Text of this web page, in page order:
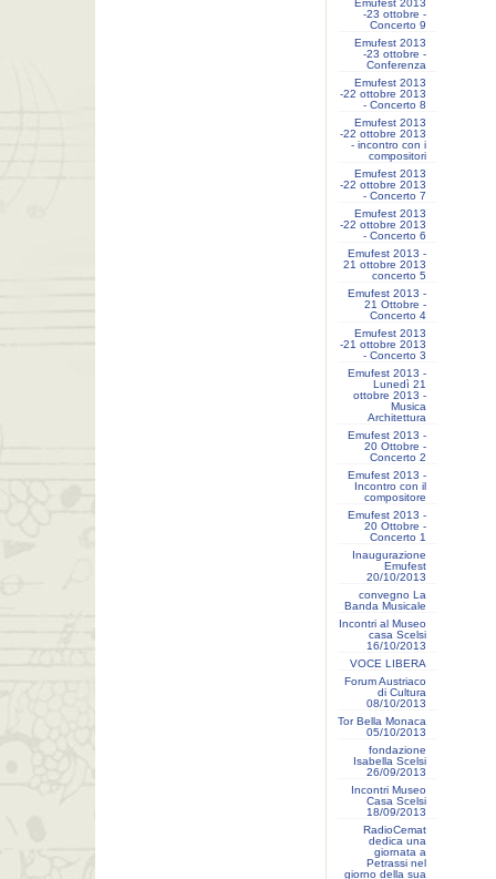
Emufest 2013
-23 ottobre -
Concerto 9
Emufest 2013
-23 ottobre -
Conferenza
Emufest 2013
-22 ottobre 2013
- Concerto 8
Emufest 2013
-22 ottobre 2013
- incontro con i
compositori
Emufest 2013
-22 ottobre 2013
- Concerto 7
Emufest 2013
-22 ottobre 2013
- Concerto 6
Emufest 2013 -
21 ottobre 2013
concerto 5
Emufest 2013 -
21 Ottobre -
Concerto 4
Emufest 2013
-21 ottobre 2013
- Concerto 3
Emufest 2013 -
Lunedì 21
ottobre 2013 -
Musica
Architettura
Emufest 2013 -
20 Ottobre -
Concerto 2
Emufest 2013 -
Incontro con il
compositore
Emufest 2013 -
20 Ottobre -
Concerto 1
Inaugurazione
Emufest
20/10/2013
convegno La
Banda Musicale
Incontri al Museo
casa Scelsi
16/10/2013
VOCE LIBERA
Forum Austriaco
di Cultura
08/10/2013
Tor Bella Monaca
05/10/2013
fondazione
Isabella Scelsi
26/09/2013
Incontri Museo
Casa Scelsi
18/09/2013
RadioCemat
dedica una
giornata a
Petrassi nel
giorno della sua